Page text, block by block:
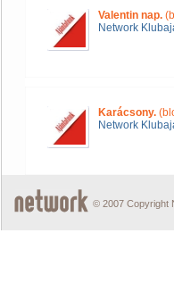
Valentin nap.
Network
Karácsony.
Network
© 2007 Copyright